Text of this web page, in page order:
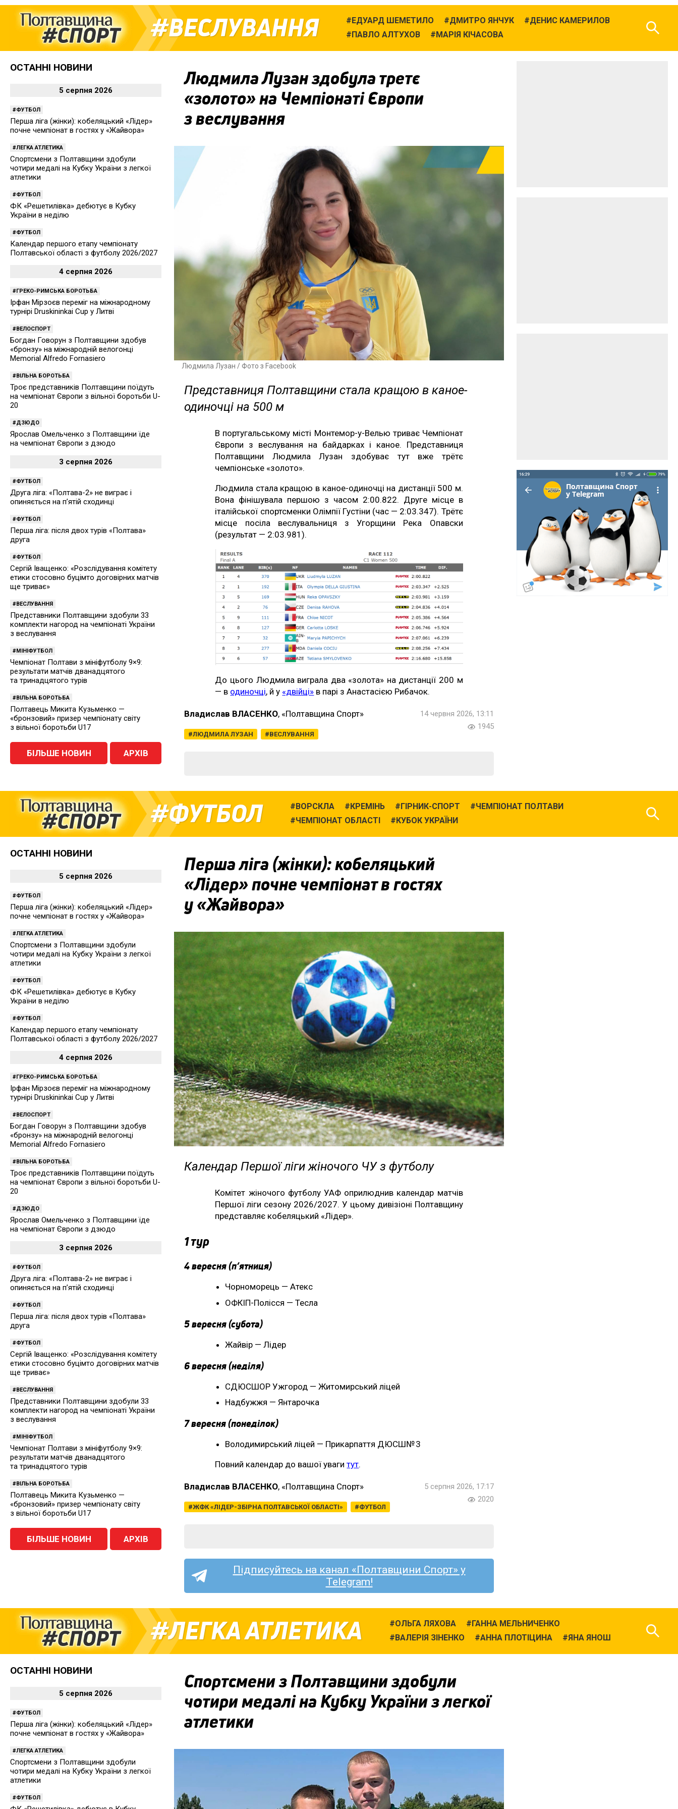
ВЕСЛУВАННЯ ЕДУАРД ШЕМЕТИЛО ДМИТРО ЯНЧУК
ДЕНИС КАМЕРИЛОВ
ПАВЛО АЛТУХОВ
МАРІЯ КІЧАСОВА
Людмила Лузан здобула третє
«золото» на Чемпіонаті Європи
з веслування
Людмила Лузан / Фото з Facebook
Представниця Полтавщини стала кращою в каное-
одиночці на 500 м
В португальському місті Монтемор-у-Велью триває Чемпіонат
Європи з веслування на байдарках і каное. Представниця
Полтавщини Людмила Лузан здобуває тут вже трётє
чемпіонське «золото».
Людмила стала кращою в каное-одиночці на дистанції 500 м.
Вона фінішувала першою з часом 2:00.822. Друге місце в
італійської спортсменки Олімпії Густіни (час — 2:03.347). Трётє
місце посіла веслувальниця з Угорщини Река Опавски
(результат — 2:03.981).
До цього Людмила виграла два «золота» на дистанції 200 м
— в одиночці, й у «двійці» в парі з Анастасією Рибачок.
Владислав ВЛАСЕНКО, «Полтавщина Спорт»
ЛЮДМИЛА ЛУЗАН ВЕСЛУВАННЯ
14 червня 2026, 13:11
1945
ОСТАННІ НОВИНИ
5 серпня 2026
ФУТБОЛ
Перша ліга (жінки): кобеляцький «Лідер»
почне чемпіонат в гостях у «Жайвора»
ЛЕГКА АТЛЕТИКА
Спортсмени з Полтавщини здобули
чотири медалі на Кубку України з легкої
атлетики
ФУТБОЛ
ФК «Решетилівка» дебютує в Кубку
України в неділю
ФУТБОЛ
Календар першого етапу чемпіонату
Полтавської області з футболу 2026/2027
4 серпня 2026
ГРЕКО-РИМСЬКА БОРОТЬБА
Ірфан Мірзоєв переміг на міжнародному
турнірі Druskininkai Cup у Литві
ВЕЛОСПОРТ
Богдан Говорун з Полтавщини здобув
«бронзу» на міжнародній велогонці
Memorial Alfredo Fornasiero
ВІЛЬНА БОРОТЬБА
Троє представників Полтавщини поїдуть
на чемпіонат Європи з вільної боротьби U-
20
ДЗЮДО
Ярослав Омельченко з Полтавщини їде
на чемпіонат Європи з дзюдо
3 серпня 2026
ФУТБОЛ
Друга ліга: «Полтава-2» не виграє і
опиняється на п’ятій сходинці
ФУТБОЛ
Перша ліга: після двох турів «Полтава»
друга
ФУТБОЛ
Сергій Іващенко: «Розслідування комітету
етики стосовно буцімто договірних матчів
ще триває»
ВЕСЛУВАННЯ
Представники Полтавщини здобули 33
комплекти нагород на чемпіонаті України
з веслування
МІНІФУТБОЛ
Чемпіонат Полтави з мініфутболу 9×9:
результати матчів дванадцятого
та тринадцятого турів
ВІЛЬНА БОРОТЬБА
Полтавець Микита Кузьменко —
«бронзовий» призер чемпіонату світу
з вільної боротьби U17
БІЛЬШЕ НОВИН АРХІВ
ФУТБОЛ ВОРСКЛА КРЕМІНЬ ГІРНИК-СПОРТ
ЧЕМПІОНАТ ПОЛТАВИ
ЧЕМПІОНАТ ОБЛАСТІ
КУБОК УКРАЇНИ
Перша ліга (жінки): кобеляцький
«Лідер» почне чемпіонат в гостях
у «Жайвора»
Календар Першої ліги жіночого ЧУ з футболу
Комітет жіночого футболу УАФ оприлюднив календар матчів
Першої ліги сезону 2026/2027. У цьому дивізіоні Полтавщину
представляє кобеляцький «Лідер».
1 тур
4 вересня (п’ятниця)
Чорноморець — Атекс
ОФКІП-Полісся — Тесла
5 вересня (субота)
Жайвір — Лідер
6 вересня (неділя)
СДЮСШОР Ужгород — Житомирський ліцей
Надбужжя — Янтарочка
7 вересня (понеділок)
Володимирський ліцей — Прикарпаття ДЮСШ№ 3
Повний календар до вашої увагитут.
Владислав ВЛАСЕНКО, «Полтавщина Спорт»
ЖФК «ЛІДЕР-ЗБІРНА ПОЛТАВСЬКОЇ ОБЛАСТІ» ФУТБОЛ
5 серпня 2026, 17:17
2020
Підписуйтесь на канал «Полтавщини Спорт» у
Telegram!
ОСТАННІ НОВИНИ
5 серпня 2026
ФУТБОЛ
Перша ліга (жінки): кобеляцький «Лідер»
почне чемпіонат в гостях у «Жайвора»
ЛЕГКА АТЛЕТИКА
Спортсмени з Полтавщини здобули
чотири медалі на Кубку України з легкої
атлетики
ФУТБОЛ
ФК «Решетилівка» дебютує в Кубку
України в неділю
ФУТБОЛ
Календар першого етапу чемпіонату
Полтавської області з футболу 2026/2027
4 серпня 2026
ГРЕКО-РИМСЬКА БОРОТЬБА
Ірфан Мірзоєв переміг на міжнародному
турнірі Druskininkai Cup у Литві
ВЕЛОСПОРТ
Богдан Говорун з Полтавщини здобув
«бронзу» на міжнародній велогонці
Memorial Alfredo Fornasiero
ВІЛЬНА БОРОТЬБА
Троє представників Полтавщини поїдуть
на чемпіонат Європи з вільної боротьби U-
20
ДЗЮДО
Ярослав Омельченко з Полтавщини їде
на чемпіонат Європи з дзюдо
3 серпня 2026
ФУТБОЛ
Друга ліга: «Полтава-2» не виграє і
опиняється на п’ятій сходинці
ФУТБОЛ
Перша ліга: після двох турів «Полтава»
друга
ФУТБОЛ
Сергій Іващенко: «Розслідування комітету
етики стосовно буцімто договірних матчів
ще триває»
ВЕСЛУВАННЯ
Представники Полтавщини здобули 33
комплекти нагород на чемпіонаті України
з веслування
МІНІФУТБОЛ
Чемпіонат Полтави з мініфутболу 9×9:
результати матчів дванадцятого
та тринадцятого турів
ВІЛЬНА БОРОТЬБА
Полтавець Микита Кузьменко —
«бронзовий» призер чемпіонату світу
з вільної боротьби U17
БІЛЬШЕ НОВИН АРХІВ
ЛЕГКА АТЛЕТИКА ОЛЬГА ЛЯХОВА
ГАННА МЕЛЬНИЧЕНКО
ВАЛЕРІЯ ЗІНЕНКО
АННА ПЛОТІЦИНА ЯНА ЯНОШ
Спортсмени з Полтавщини здобули
чотири медалі на Кубку України з легкої
атлетики
ОСТАННІ НОВИНИ
5 серпня 2026
ФУТБОЛ
Перша ліга (жінки): кобеляцький «Лідер»
почне чемпіонат в гостях у «Жайвора»
ЛЕГКА АТЛЕТИКА
Спортсмени з Полтавщини здобули
чотири медалі на Кубку України з легкої
атлетики
ФУТБОЛ